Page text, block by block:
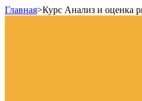
Главная>Курс Анализ и оценка